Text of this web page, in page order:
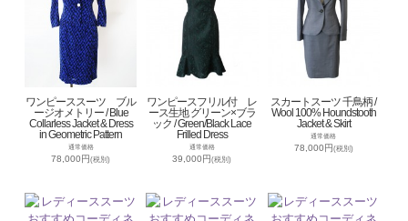
ワンピーススーツ ブル
ージオメトリー / Blue
Collarless Jacket & Dress
in Geometric Pattern
通常価格
78,000円(税別)
ワンピースフリル付 レ
ース生地 グリーン×ブラ
ック / Green/Black Lace
Frilled Dress
通常価格
39,000円(税別)
スカートスーツ 千鳥柄 /
Wool 100% Houndstooth
Jacket & Skirt
通常価格
78,000円(税別)